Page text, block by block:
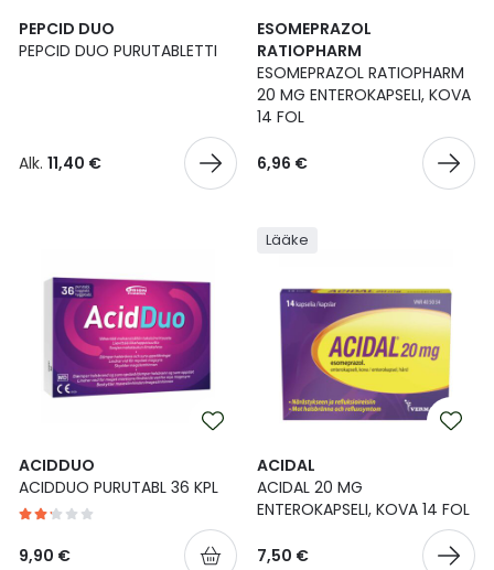
PEPCID DUO
PEPCID DUO PURUTABLETTI
Alk. 11,40 €
ESOMEPRAZOL
RATIOPHARM
ESOMEPRAZOL RATIOPHARM
20 MG ENTEROKAPSELI, KOVA
14 FOL
6,96 €
ACIDDUO
ACIDDUO PURUTABL 36 KPL
9,90 €
Lääke
ACIDAL
ACIDAL 20 MG
ENTEROKAPSELI, KOVA 14 FOL
7,50 €